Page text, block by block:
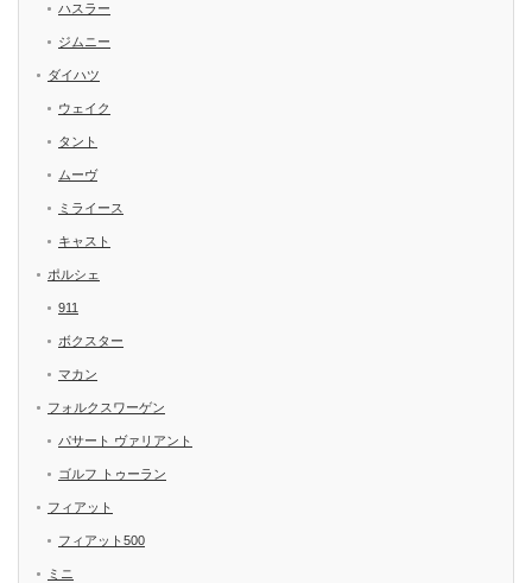
ハスラー
ジムニー
ダイハツ
ウェイク
タント
ムーヴ
ミライース
キャスト
ポルシェ
911
ボクスター
マカン
フォルクスワーゲン
パサート ヴァリアント
ゴルフ トゥーラン
フィアット
フィアット500
ミニ